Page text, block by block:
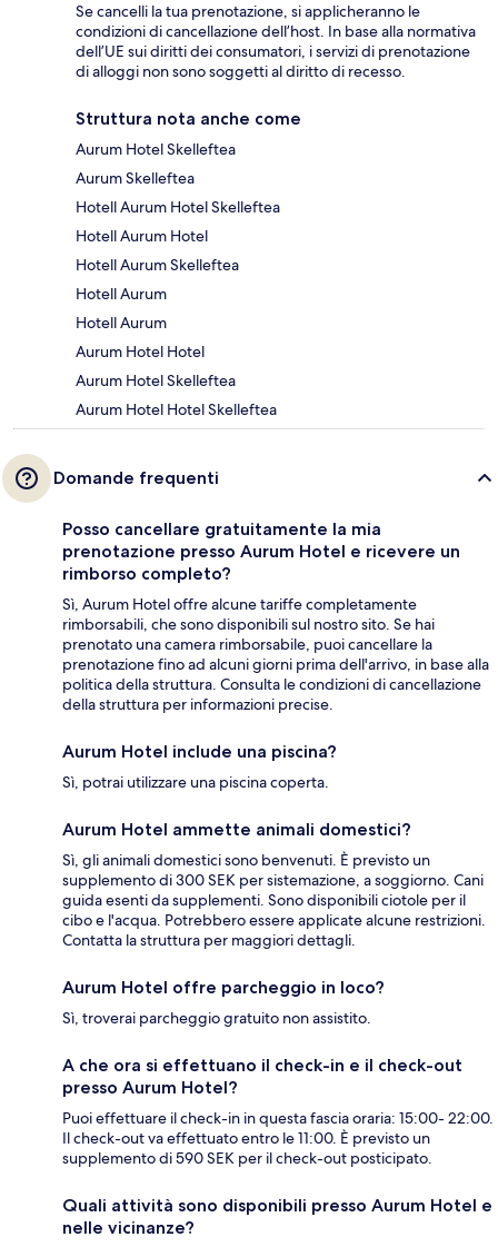
Se cancelli la tua prenotazione, si applicheranno le
condizioni di cancellazione dell’host. In base alla normativa
dell’UE sui diritti dei consumatori, i servizi di prenotazione
di alloggi non sono soggetti al diritto di recesso.
Struttura nota anche come
Aurum Hotel Skelleftea
Aurum Skelleftea
Hotell Aurum Hotel Skelleftea
Hotell Aurum Hotel
Hotell Aurum Skelleftea
Hotell Aurum
Hotell Aurum
Aurum Hotel Hotel
Aurum Hotel Skelleftea
Aurum Hotel Hotel Skelleftea
Domande frequenti
Posso cancellare gratuitamente la mia
prenotazione presso Aurum Hotel e ricevere un
rimborso completo?
Sì, Aurum Hotel offre alcune tariffe completamente
rimborsabili, che sono disponibili sul nostro sito. Se hai
prenotato una camera rimborsabile, puoi cancellare la
prenotazione fino ad alcuni giorni prima dell'arrivo, in base alla
politica della struttura. Consulta le condizioni di cancellazione
della struttura per informazioni precise.
Aurum Hotel include una piscina?
Sì, potrai utilizzare una piscina coperta.
Aurum Hotel ammette animali domestici?
Sì, gli animali domestici sono benvenuti. È previsto un
supplemento di 300 SEK per sistemazione, a soggiorno. Cani
guida esenti da supplementi. Sono disponibili ciotole per il
cibo e l'acqua. Potrebbero essere applicate alcune restrizioni.
Contatta la struttura per maggiori dettagli.
Aurum Hotel offre parcheggio in loco?
Sì, troverai parcheggio gratuito non assistito.
A che ora si effettuano il check-in e il check-out
presso Aurum Hotel?
Puoi effettuare il check-in in questa fascia oraria: 15:00- 22:00.
Il check-out va effettuato entro le 11:00. È previsto un
supplemento di 590 SEK per il check-out posticipato.
Quali attività sono disponibili presso Aurum Hotel e
nelle vicinanze?